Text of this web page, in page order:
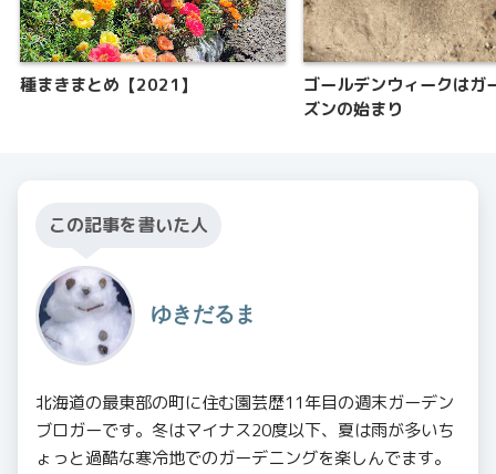
種まきまとめ【2021】
ゴールデンウィークはガ
ズンの始まり
この記事を書いた人
ゆきだるま
北海道の最東部の町に住む園芸歴11年目の週末ガーデン
ブロガーです。冬はマイナス20度以下、夏は雨が多いち
ょっと過酷な寒冷地でのガーデニングを楽しんでます。